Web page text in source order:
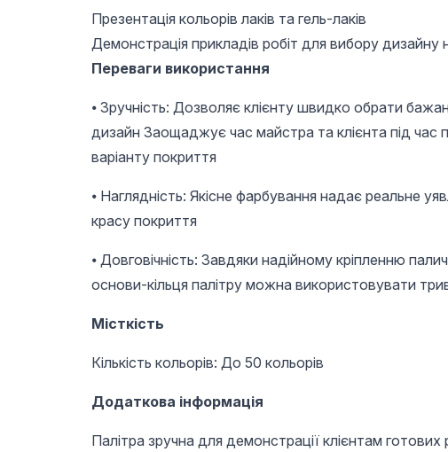
палички кольорові,
145 UAH
Led/UV, 16W, міні
30 UAH
палець, біла
Презентація кольорів лаків та гель-лаків
Демонстрація прикладів робіт для вибору дизайну
Переваги використання
⦁ Зручність: Дозволяє клієнту швидко обрати
дизайн Заощаджує час майстра та клієнта під час
варіанту покриття
⦁ Наглядність: Якісне фарбування надає реальне
красу покриття
⦁ Довговічність: Завдяки надійному кріпленню
основи-кільця палітру можна використовувати
Місткість
Кількість кольорів: До 50 кольорів
Додаткова інформація
Палітра зручна для демонстрації клієнтам